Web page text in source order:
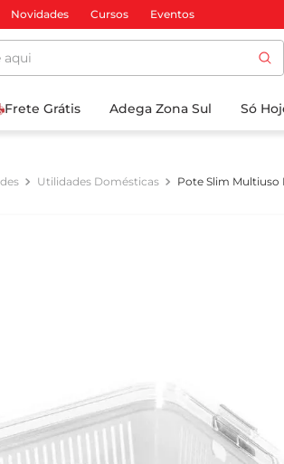
Novidades Cursos Eventos
Frete Grátis Adega Zona Sul Só
Utilidades Domésticas Pote Slim